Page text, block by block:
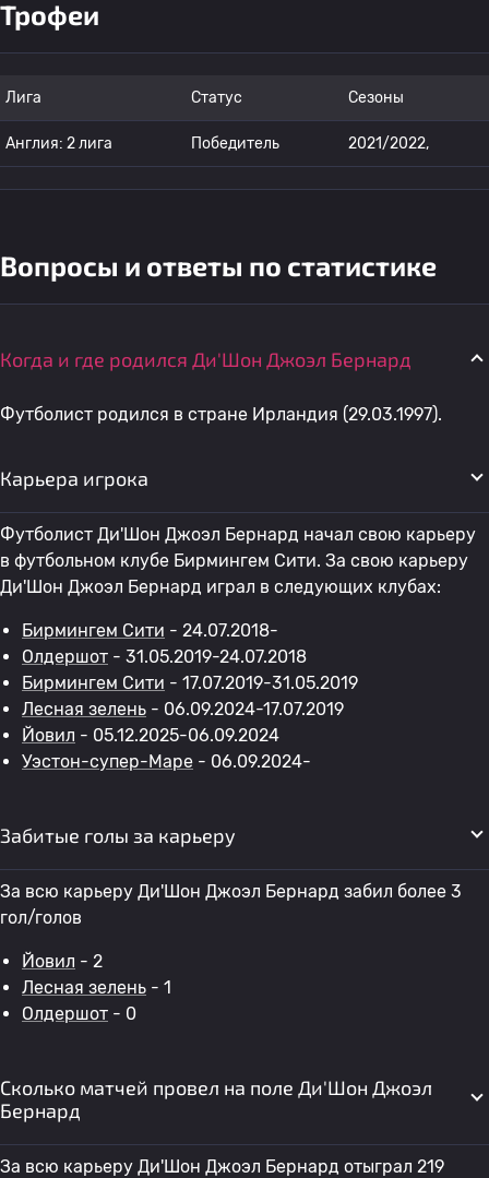
Трофеи
Лига Статус Сезоны
Англия: 2 лига Победитель 2021/2022,
Вопросы и ответы по статистике
Когда и где родился Ди'Шон Джоэл Бернард
Футболист родился в стране Ирландия (29.03.1997).
Карьера игрока
Футболист Ди'Шон Джоэл Бернард начал свою карьеру
в футбольном клубе Бирмингем Сити. За свою карьеру
Ди'Шон Джоэл Бернард играл в следующих клубах:
Бирмингем Сити - 24.07.2018-
Олдершот - 31.05.2019-24.07.2018
Бирмингем Сити - 17.07.2019-31.05.2019
Лесная зелень - 06.09.2024-17.07.2019
Йовил - 05.12.2025-06.09.2024
Уэстон-супер-Маре - 06.09.2024-
Забитые голы за карьеру
За всю карьеру Ди'Шон Джоэл Бернард забил более 3
гол/голов
Йовил - 2
Лесная зелень - 1
Олдершот - 0
Сколько матчей провел на поле Ди'Шон Джоэл
Бернард
За всю карьеру Ди'Шон Джоэл Бернард отыграл 219